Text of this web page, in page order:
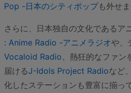
Pop -日本のシティポップも外せま
さらに、日本独自の文化であるア
: Anime Radio -アニメラジオや、
Vocaloid Radio 、熱狂的なファ
届けるJ-Idols Project Radioなど
化したステーションも豊富に揃っ